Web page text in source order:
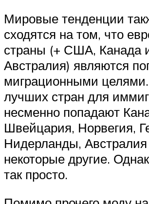
Мировые тенденции
сходятся на том, что
страны (+ США, Канада
Австралия) являются
миграционными
лучших стран для
несменно попадают
Швейцария, Норвегия,
Нидерланды,
некоторые другие.
так просто.